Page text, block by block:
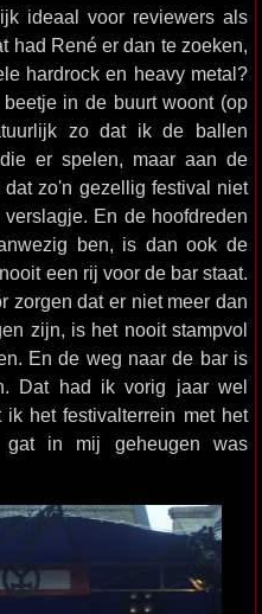
ideaal voor reviewers als
had René er dan te zoeken,
hardrock en heavy metal?
in de buurt woont (op
zo dat ik de ballen
er spelen, maar aan de
zo'n gezellig festival niet
En de hoofdreden
ben, is dan ook de
een rij voor de bar staat.
zorgen dat er niet meer dan
zijn, is het nooit stampvol
En de weg naar de bar is
Dat had ik vorig jaar wel
het festivalterrein met het
in mij geheugen was